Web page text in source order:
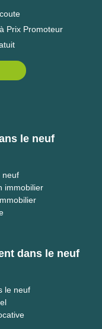
Prix Promoteur
le neuf
neuf
immobilier
dans le neuf
le neuf